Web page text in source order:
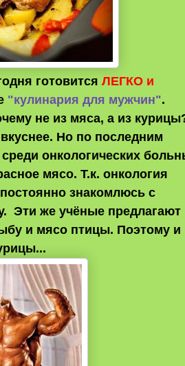
готовится ЛЕГКО и
"кулинария для мужчин".
не из мяса, а из
Но по последним
онкологических
мясо. Т.к. онкология
знакомлюсь с
Эти же учёные предлагают
и мясо птицы. Поэтому и